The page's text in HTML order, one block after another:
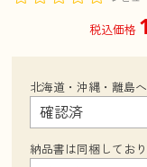
税込価格
北海道・沖縄・離島
納品書は同梱してお